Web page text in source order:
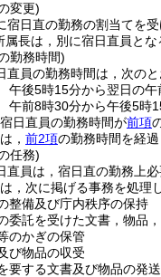
変更)
宿日直の勤務の割当てを
属長は，別に宿日直員と
勤務時間)
直員の勤務時間は，次のと
後5時15分から翌日の午
午前8時30分から午後5時
日直員の勤務時間が前項
， 前2項の勤務時間を経
任務)
直員は，宿日直の勤務上
，次に掲げる事務を処理
整備及び庁内秩序の保持
委託を受けた文書，物品
のかぎの保管
び物品の収受
要する文書及び物品の発送